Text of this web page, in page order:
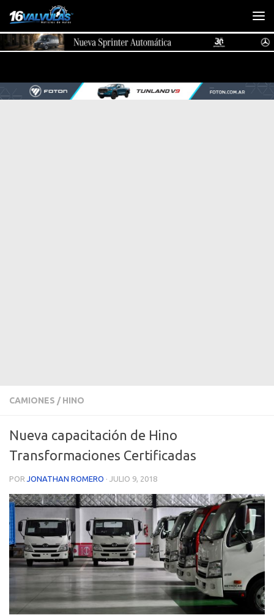
Saltar al contenido
CAMIONES / HINO
Nueva capacitación de Hino
Transformaciones Certificadas
POR JONATHAN ROMERO · JULIO 9, 2018